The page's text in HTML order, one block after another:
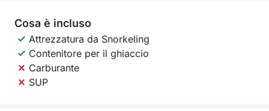
Cosa è incluso
Attrezzatura da Snorkeling
Contenitore per il ghiaccio
Carburante
SUP